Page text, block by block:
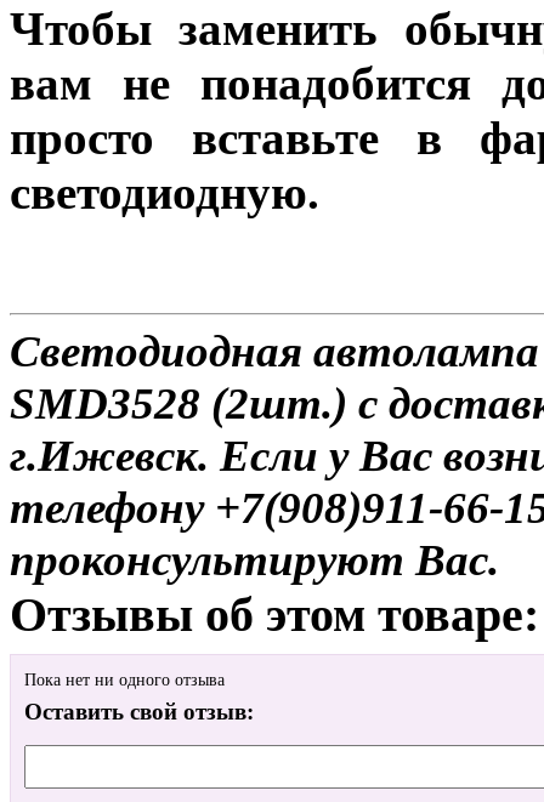
Чтобы заменить
вам не понадобится
просто вставьте в
светодиодную.
Светодиодная
SMD3528 (2шт.) с
г.Ижевск. Если у Вас
телефону +7(908)911-
проконсультируют Вас.
Отзывы об этом товаре:
Пока нет ни одного отзыва
Оставить свой отзыв: